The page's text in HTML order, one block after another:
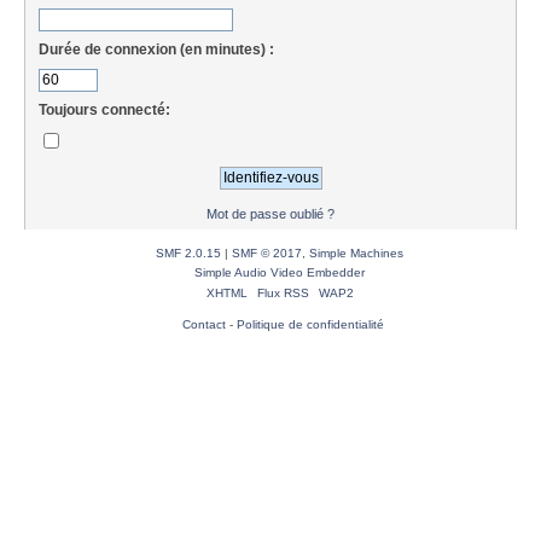
Durée de connexion (en minutes) :
Toujours connecté:
Mot de passe oublié ?
SMF 2.0.15 | SMF © 2017
Simple Machines
Simple Audio Video Embedder
XHTML
Flux RSS WAP2
Contact- Politique de confidentialité